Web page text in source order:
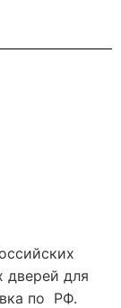
дверей для
по РФ.